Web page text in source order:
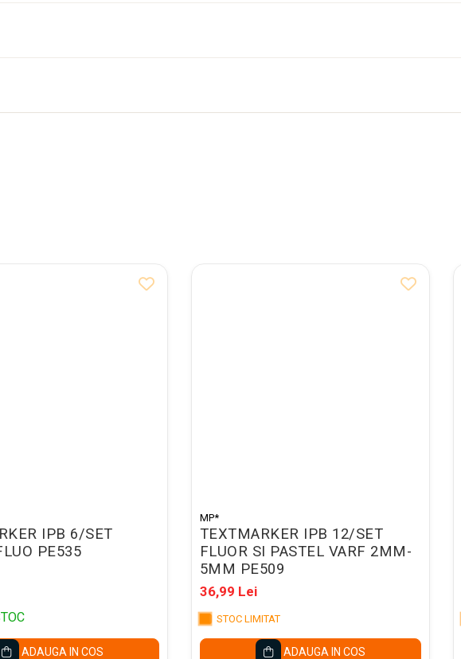
IPB 6/SET
PE535
ADAUGA IN COS
MP*
TEXTMARKER IPB 12/SET
FLUOR SI PASTEL VARF 2MM-
5MM PE509
36,99 Lei
STOC LIMITAT
ADAUGA IN COS